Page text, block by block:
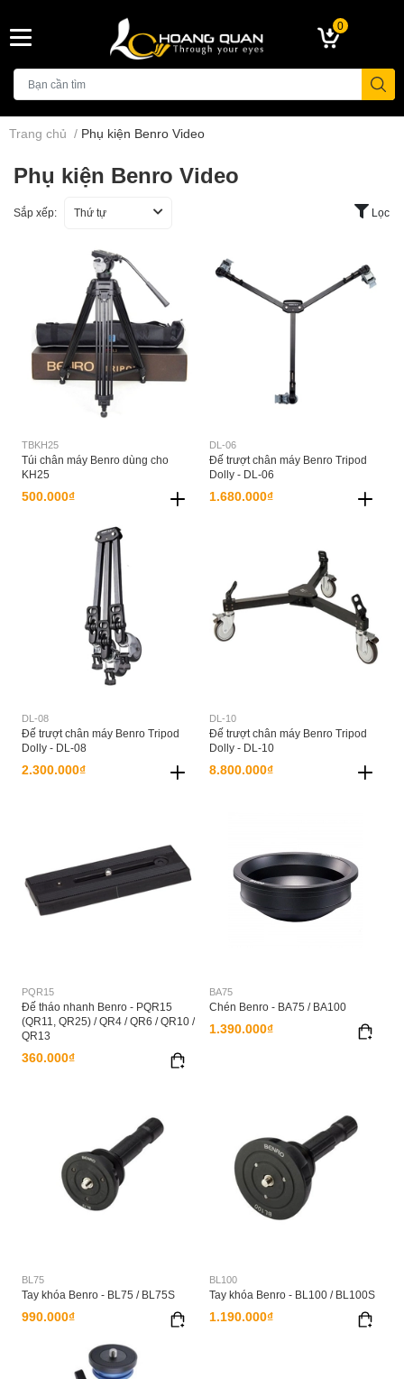
0
Trang chủ / Phụ kiện Benro Video
Phụ kiện Benro Video
Sắp xếp: Thứ tự Lọc
TBKH25
Túi chân máy Benro dùng cho
KH25
500.000₫
DL-06
Đế trượt chân máy Benro Tripod
Dolly - DL-06
1.680.000₫
DL-08
Đế trượt chân máy Benro Tripod
Dolly - DL-08
2.300.000₫
DL-10
Đế trượt chân máy Benro Tripod
Dolly - DL-10
8.800.000₫
PQR15
Đế tháo nhanh Benro - PQR15
(QR11, QR25) / QR4 / QR6 / QR10 /
QR13
360.000₫
BA75
Chén Benro - BA75 / BA100
1.390.000₫
BL75
Tay khóa Benro - BL75 / BL75S
990.000₫
BL100
Tay khóa Benro - BL100 / BL100S
1.190.000₫